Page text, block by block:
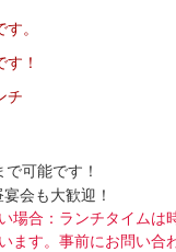
。
！
チ
可能です！
会も大歓迎！
場合：ランチタイムは
ます。事前にお問い合